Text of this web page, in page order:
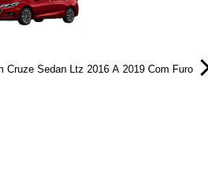
Cruze Sedan Ltz 2016 A 2019 Com Furo